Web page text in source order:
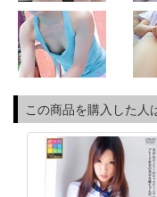
この商品を購入した人